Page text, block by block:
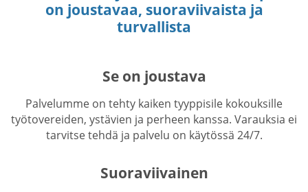
on joustavaa, suoraviivaista ja
turvallista
Se on joustava
Palvelumme on tehty kaiken tyyppisile kokouksille
työtovereiden, ystävien ja perheen kanssa. Varauksia ei
tarvitse tehdä ja palvelu on käytössä 24/7.
Suoraviivainen